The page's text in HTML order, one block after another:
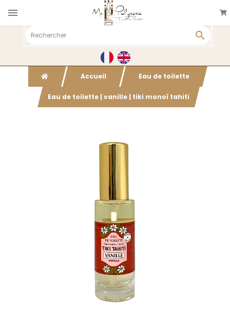

+33(0)6 26 23 32 21
Accueil Eau de toilette
Eau de toilette | vanille | tiki monoï tahiti